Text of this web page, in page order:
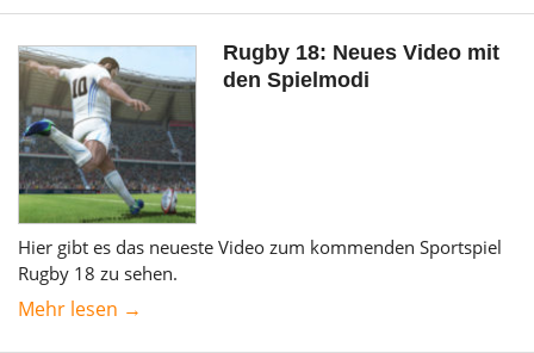
Rugby 18: Neues Video mit
den Spielmodi
Hier gibt es das neueste Video zum kommenden Sportspiel
Rugby 18 zu sehen.
Mehr lesen →